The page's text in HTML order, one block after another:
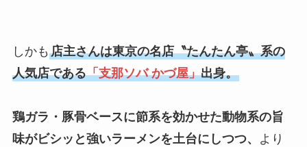
しかも 店主さんは東京の名店〝たんたん亭〟系の
人気店である「支那ソバ かづ屋」出身。
鶏ガラ・豚骨ベースに節系を効かせた動物系の旨
味がビシッと強いラーメンを土台にしつつ、
より